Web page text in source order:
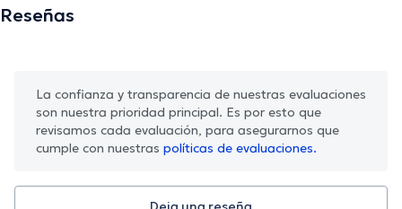
Reseñas
La confianza y transparencia de nuestras evaluaciones
son nuestra prioridad principal. Es por esto que
revisamos cada evaluación, para asegurarnos que
cumple con nuestras políticas de evaluaciones.